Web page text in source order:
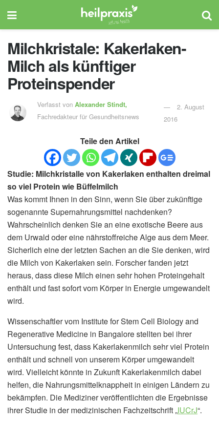
Milchkristale: Kakerlaken-
Milch als künftiger
Proteinspender
Verfasst vonAlexander Stindt,
Fachredakteur für Gesundheitsnews
2. August
2016
Teile den Artikel
Studie: Milchkristalle von Kakerlaken enthalten dreimal
so viel Protein wie Büffelmilch
Was kommt Ihnen in den Sinn, wenn Sie über zukünftige
sogenannte Supernahrungsmittel nachdenken?
Wahrscheinlich denken Sie an eine exotische Beere aus
dem Urwald oder eine nährstoffreiche Alge aus dem Meer.
Sicherlich eine der letzten Sachen an die Sie denken, wird
die Milch von Kakerlaken sein. Forscher fanden jetzt
heraus, dass diese Milch einen sehr hohen Proteingehalt
enthält und fast sofort vom Körper in Energie umgewandelt
wird.
Wissenschaftler vom Institute for Stem Cell Biology and
Regenerative Medicine in Bangalore stellten bei ihrer
Untersuchung fest, dass Kakerlakenmilch sehr viel Protein
enthält und schnell von unserem Körper umgewandelt
wird. Vielleicht könnte in Zukunft Kakerlakenmilch dabei
helfen, die Nahrungsmittelknappheit in einigen Ländern zu
bekämpfen. Die Mediziner veröffentlichten die Ergebnisse
ihrer Studie in der medizinischen Fachzeitschrift „IUCrJ“.